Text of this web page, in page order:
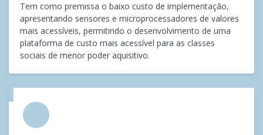
Tem como premissa o baixo custo de implementação,
apresentando sensores e microprocessadores de valores
mais acessíveis, permitindo o desenvolvimento de uma
plataforma de custo mais acessível para as classes
sociais de menor poder aquisitivo.